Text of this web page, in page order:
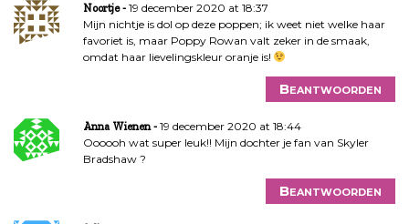
a
t
Noortje
19 december 2020 at 18:37
Mijn nichtje is dol op deze poppen; ik weet niet welke haar
favoriet is, maar Poppy Rowan valt zeker in de smaak,
omdat haar lievelingskleur oranje is!
Beantwoorden
Anna Wienen
19 december 2020 at 18:44
Oooooh wat super leuk!! Mijn dochter je fan van Skyler
Bradshaw ?
Beantwoorden